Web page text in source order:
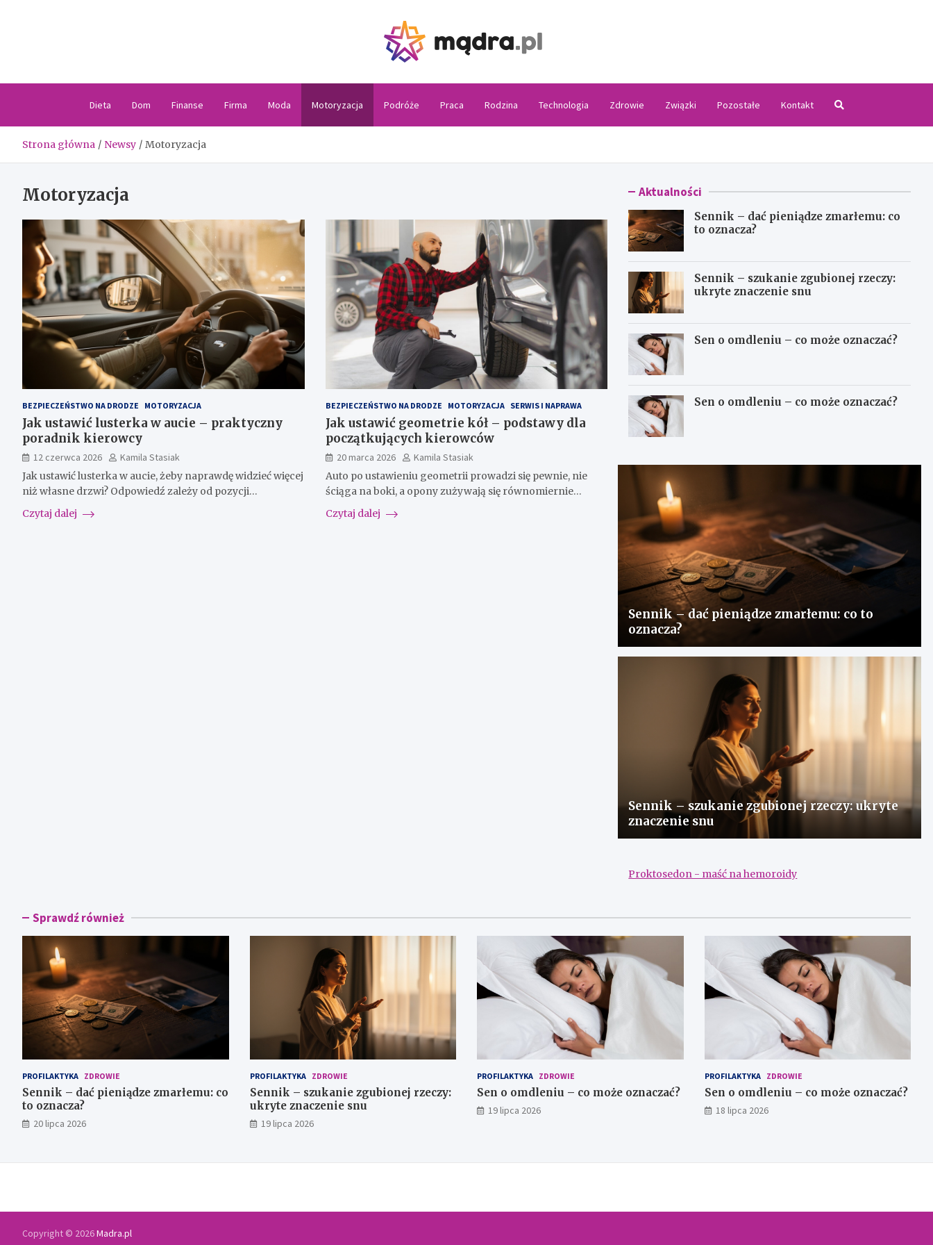
Dieta Dom Finanse Firma Moda Motoryzacja Podróże Praca Rodzina Technologia Zdrowie Związki Pozostałe Kontakt
Strona główna Newsy Motoryzacja
Motoryzacja
BEZPIECZEŃSTWO NA DRODZE MOTORYZACJA
Jak ustawić lusterka w aucie – praktyczny
poradnik kierowcy
12 czerwca 2026
Kamila Stasiak
Jak ustawić lusterka w aucie, żeby naprawdę widzieć więcej
niż własne drzwi? Odpowiedź zależy od pozycji…
Czytaj dalej
BEZPIECZEŃSTWO NA DRODZE MOTORYZACJA SERWIS I NAPRAWA
Jak ustawić geometrie kół – podstawy dla
początkujących kierowców
20 marca 2026
Kamila Stasiak
Auto po ustawieniu geometrii prowadzi się pewnie, nie
ściąga na boki, a opony zużywają się równomiernie…
Czytaj dalej
Aktualności
Sennik – dać pieniądze zmarłemu: co
to oznacza?
Sennik – szukanie zgubionej rzeczy:
ukryte znaczenie snu
Sen o omdleniu – co może oznaczać?
Sen o omdleniu – co może oznaczać?
Sennik – dać pieniądze zmarłemu: co to
oznacza?
Sennik – szukanie zgubionej rzeczy: ukryte
znaczenie snu
Proktosedon - maść na hemoroidy
Sprawdź również
PROFILAKTYKA ZDROWIE
Sennik – dać pieniądze zmarłemu: co
to oznacza?
20 lipca 2026
PROFILAKTYKA ZDROWIE
Sennik – szukanie zgubionej rzeczy:
ukryte znaczenie snu
19 lipca 2026
PROFILAKTYKA ZDROWIE
Sen o omdleniu – co może oznaczać?
19 lipca 2026
PROFILAKTYKA ZDROWIE
Sen o omdleniu – co może oznaczać?
18 lipca 2026
Copyright © 2026Madra.pl